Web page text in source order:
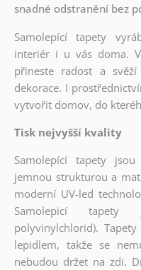
snadné odstranění bez
Samolepící tapety
interiér i u vás doma.
přineste radost a
dekorace. I
vytvořit domov, do
Tisk nejvyšší kvality
Samolepící tapety
jemnou strukturou a
moderní UV-led
Samolepicí tapety
polyvinylchlorid).
lepidlem, takže se
nebudou držet na zdi.